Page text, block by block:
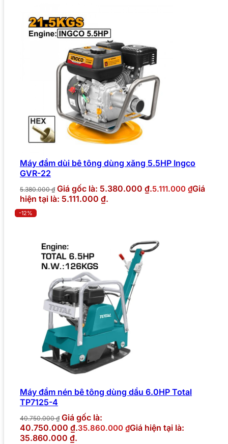
Máy đầm dùi bê tông dùng xăng 5.5HP Ingco
GVR-22
5.380.000₫ Giá gốc là: 5.380.000 ₫.5.111.000 ₫Giá
hiện tại là: 5.111.000 ₫.
-12%
Máy đầm nén bê tông dùng dầu 6.0HP Total
TP7125-4
40.750.000₫ Giá gốc là:
40.750.000 ₫.35.860.000 ₫Giá hiện tại là:
35.860.000 ₫.